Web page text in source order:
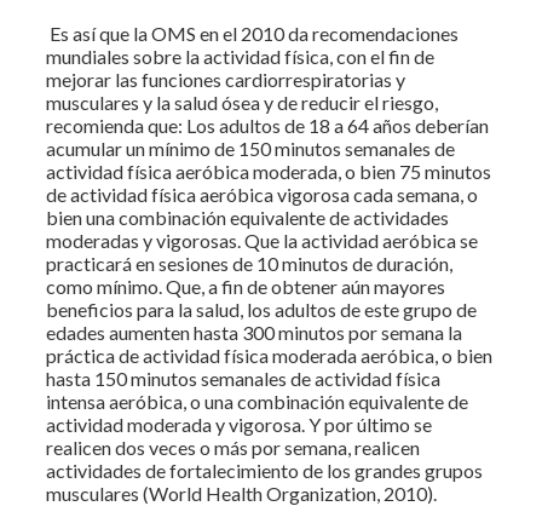
Es así que la OMS en el 2010 da recomendaciones
mundiales sobre la actividad física, con el fin de
mejorar las funciones cardiorrespiratorias y
musculares y la salud ósea y de reducir el riesgo,
recomienda que: Los adultos de 18 a 64 años deberían
acumular un mínimo de 150 minutos semanales de
actividad física aeróbica moderada, o bien 75 minutos
de actividad física aeróbica vigorosa cada semana, o
bien una combinación equivalente de actividades
moderadas y vigorosas. Que la actividad aeróbica se
practicará en sesiones de 10 minutos de duración,
como mínimo. Que, a fin de obtener aún mayores
beneficios para la salud, los adultos de este grupo de
edades aumenten hasta 300 minutos por semana la
práctica de actividad física moderada aeróbica, o bien
hasta 150 minutos semanales de actividad física
intensa aeróbica, o una combinación equivalente de
actividad moderada y vigorosa. Y por último se
realicen dos veces o más por semana, realicen
actividades de fortalecimiento de los grandes grupos
musculares (World Health Organization, 2010).